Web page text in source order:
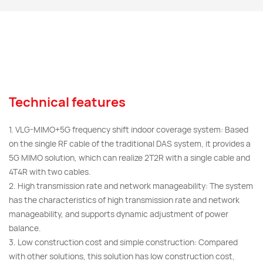
Technical features
1. VLG-MIMO+5G frequency shift indoor coverage system: Based
on the single RF cable of the traditional DAS system, it provides a
5G MIMO solution, which can realize 2T2R with a single cable and
4T4R with two cables.
2. High transmission rate and network manageability: The system
has the characteristics of high transmission rate and network
manageability, and supports dynamic adjustment of power
balance.
3. Low construction cost and simple construction: Compared
with other solutions, this solution has low construction cost,